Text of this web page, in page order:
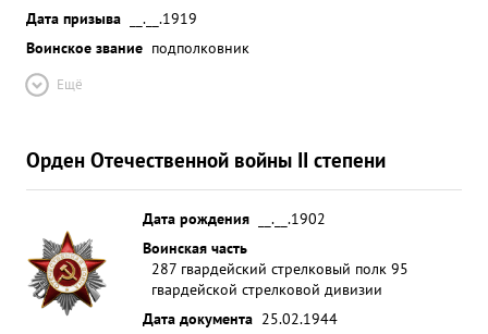
Дата призыва
__.__.1919
Воинское звание подполковник
Ещё
Орден Отечественной войны II степени
Дата рождения
__.__.1902
Воинская часть
287 гвардейский стрелковый полк 95
гвардейской стрелковой дивизии
Дата документа 25.02.1944